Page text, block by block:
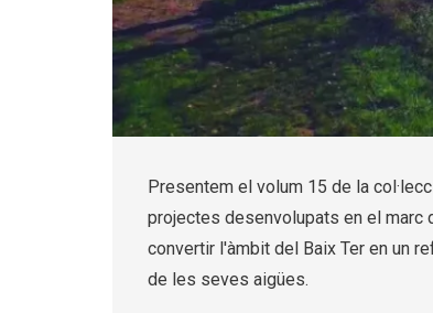
Presentem el volum 15 de la
projectes desenvolupats en el marc
convertir l'àmbit del Baix Ter en un
de les seves aigües.